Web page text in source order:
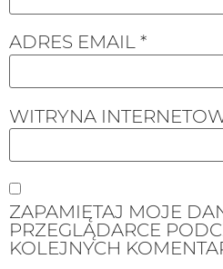
ADRES EMAIL *
WITRYNA
ZAPAMIĘTAJ MOJE
PRZEGLĄDARCE
KOLEJNYCH